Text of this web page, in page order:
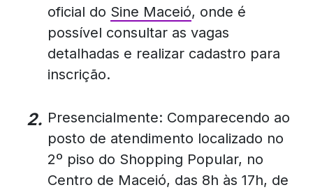
oficial do Sine Maceió, onde é
possível consultar as vagas
detalhadas e realizar cadastro para
inscrição.
Presencialmente: Comparecendo ao
posto de atendimento localizado no
2º piso do Shopping Popular, no
Centro de Maceió, das 8h às 17h, de